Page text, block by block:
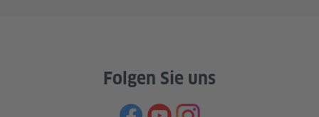
Folgen Sie uns